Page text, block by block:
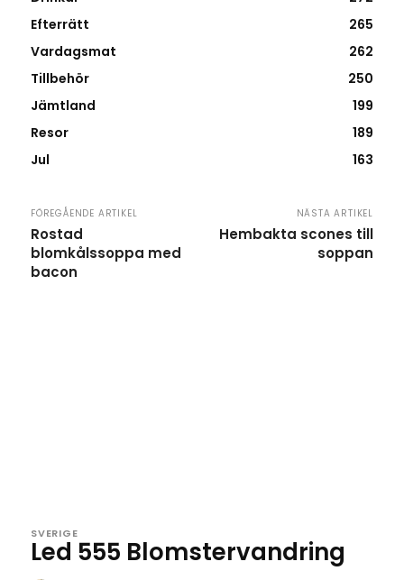
Efterrätt
265
Vardagsmat
262
Tillbehör
250
Jämtland
199
Resor
189
Jul
163
FÖREGÅENDE ARTIKEL
Rostad
blomkålssoppa med
bacon
NÄSTA ARTIKEL
Hembakta scones till
soppan
SVERIGE
Led 555 Blomstervandring